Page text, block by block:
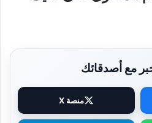
مع أصدقائك
منصة X